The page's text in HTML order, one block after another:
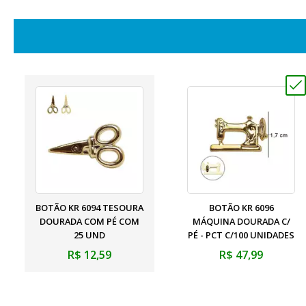
BOTÃO KR 6094 TESOURA
DOURADA COM PÉ COM
25 UND
R$ 12,59
BOTÃO KR 6096
MÁQUINA DOURADA C/
PÉ - PCT C/100 UNIDADES
R$ 47,99